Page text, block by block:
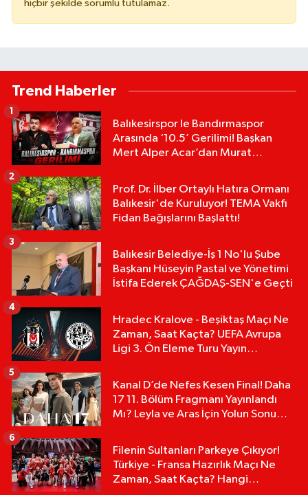
hiçbir şekilde sorumlu tutulamaz.
Trend Haberler
Balıkesirspor le Bandırmaspor
Arasında ‘10.5’ Gerilimi! Başkan
Mert Alper Acar’dan Murat
1
Prof. Dr. İlber Ortaylı Hatıra Ormanı
Balıkesir'de Kuruluyor! TEMA Vakfı
Fidan Bağışlarını Başlattı!
2
Balıkesir Belediye-İş 1 No'lu Şube
Başkanı Hüseyin Pastal ve Yönetimi
İstifa Ederek ÇAĞDAŞ-SEN'e Geçti
3
Hradec Kralove - Beşiktaş Maçı Ne
Zaman, Saat Kaçta? UEFA Avrupa
Ligi 3. Ön Eleme Turu Yayın
4
Kanal D’de Nefes Kesen Final! Daha
17 11. Bölüm Fragmanı Yayınlandı
Mı? Leyla ve Aras İçin Yolun Sonu
5
Filenin Sultanları Parkeye Çıkıyor!
Türkiye - Fransa Hazırlık Maçı Ne
Zaman, Saat Kaçta? Hangi
6